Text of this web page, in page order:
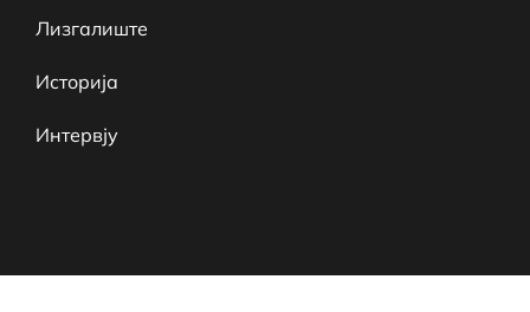
Лизгалиште
Историја
Интервју